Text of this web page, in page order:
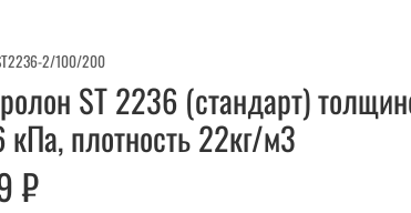
2/100/200
ST 2236 (стандарт)
кПа, плотность 22кг/м3
₽